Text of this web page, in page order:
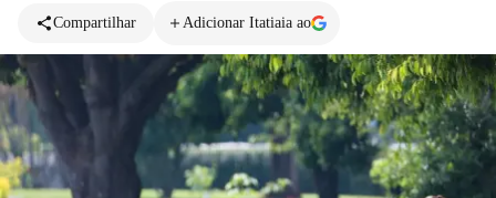
Compartilhar
Adicionar Itatiaia ao